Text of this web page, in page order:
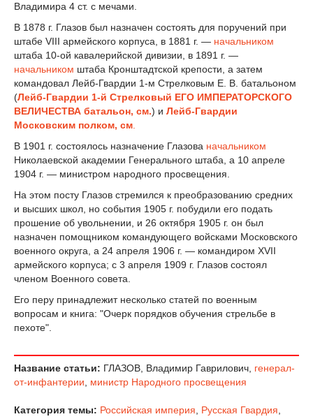
Владимира 4 ст. с мечами.
В 1878 г. Глазов был назначен состоять для поручений при
штабе VIII армейского корпуса, в 1881 г. — начальником
штаба 10-ой кавалерийской дивизии, в 1891 г. —
начальником штаба Кронштадтской крепости, а затем
командовал Лейб-Гвардии 1-м Стрелковым Е. В. батальоном
(Лейб-Гвардии 1-й Стрелковый ЕГО ИМПЕРАТОРСКОГО
ВЕЛИЧЕСТВА батальон, см.) и Лейб-Гвардии
Московским полком, см
В 1901 г. состоялось назначение Глазова начальником
Николаевской академии Генерального штаба, а 10 апреле
1904 г. — министром народного просвещения.
На этом посту Глазов стремился к преобразованию средних
и высших школ, но события 1905 г. побудили его подать
прошение об увольнении, и 26 октября 1905 г. он был
назначен помощником командующего войсками Московского
военного округа, а 24 апреля 1906 г. — командиром XVII
армейского корпуса; с 3 апреля 1909 г. Глазов состоял
членом Военного совета.
Его перу принадлежит несколько статей по военным
вопросам и книга: "Очерк порядков обучения стрельбе в
пехоте".
Название статьи: ГЛАЗОВ, Владимир Гаврилович, генерал-
от-инфантерии, министр Народного просвещения
Категория темы: Российская империя, Русская Гвардия,